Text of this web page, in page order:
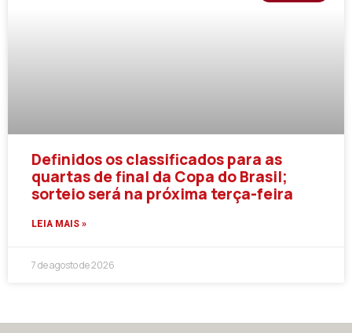
Definidos os classificados para as
quartas de final da Copa do Brasil;
sorteio será na próxima terça-feira
LEIA MAIS »
7 de agosto de 2026